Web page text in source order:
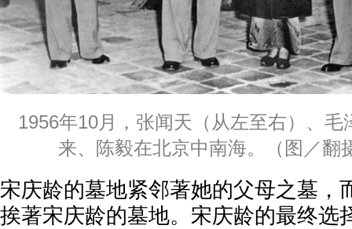
1956年10月，张闻天（从左至右）、毛
来、陈毅在北京中南海。（图／翻
宋庆龄的墓地紧邻著她的父母之墓，
挨著宋庆龄的墓地。宋庆龄的最终选